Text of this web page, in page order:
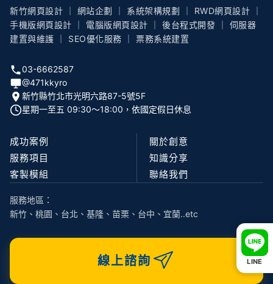
LINE
新竹網頁設計 ｜ 網站企劃 ｜ 系統架構規劃 ｜ RWD網頁設計 ｜
手機版網頁設計 ｜ 電腦版網頁設計 ｜ 後台程式開發 ｜ 伺服器
建置與維護 ｜ SEO優化服務 ｜ 票務系統建置
03-6662587
@471kkyro
新竹縣竹北市光明六路87-5號5F
星期一至五 09:30〜18:00，依國定假日休息
成功案例
服務項目
客製模組
關於創意
知識分享
聯絡我們
服務地區：
新竹、桃園、台北、基隆、苗栗、台中、宜蘭..etc
線上諮詢